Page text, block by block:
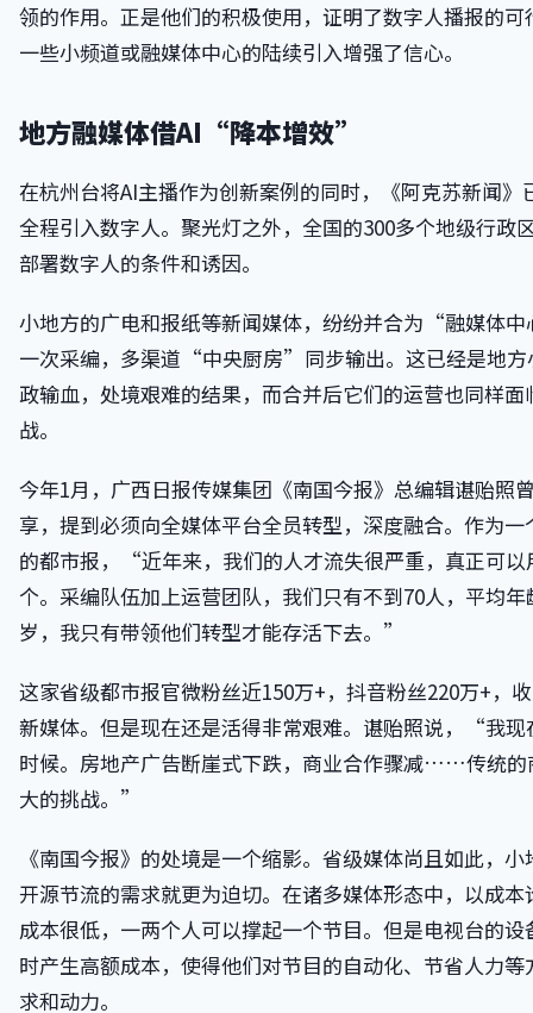
领的作用。正是他们的积极使用，证明了数字人播报的可
一些小频道或融媒体中心的陆续引入增强了信心。
地方融媒体借AI“降本增效”
在杭州台将AI主播作为创新案例的同时，《阿克苏新闻》
全程引入数字人。聚光灯之外，全国的300多个地级行政
部署数字人的条件和诱因。
小地方的广电和报纸等新闻媒体，纷纷并合为“融媒体
一次采编，多渠道“中央厨房”同步输出。这已经是地方
政输血，处境艰难的结果，而合并后它们的运营也同样面
战。
今年1月，广西日报传媒集团《南国今报》总编辑谌贻照
享，提到必须向全媒体平台全员转型，深度融合。作为
的都市报，“近年来，我们的人才流失很严重，真正可以
个。采编队伍加上运营团队，我们只有不到70人，平均
岁，我只有带领他们转型才能存活下去。”
这家省级都市报官微粉丝近150万+，抖音粉丝220万+，
新媒体。但是现在还是活得非常艰难。谌贻照说，“我现
时候。房地产广告断崖式下跌，商业合作骤减……传统的
大的挑战。”
《南国今报》的处境是一个缩影。省级媒体尚且如此，
开源节流的需求就更为迫切。在诸多媒体形态中，以成
成本很低，一两个人可以撑起一个节目。但是电视台的
时产生高额成本，使得他们对节目的自动化、节省人力
求和动力。